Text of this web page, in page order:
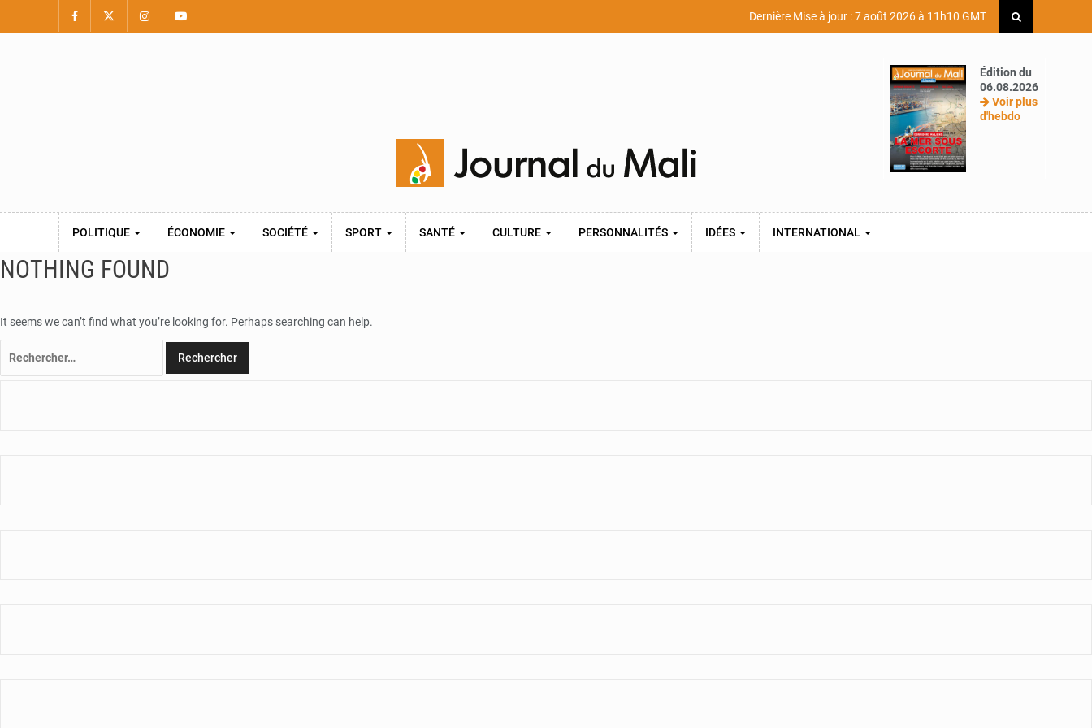
Dernière Mise à jour : 7 août 2026 à 11h10 GMT
Édition du
06.08.2026
Voir plus
d'hebdo
POLITIQUE ÉCONOMIE SOCIÉTÉ SPORT SANTÉ CULTURE PERSONNALITÉS IDÉES INTERNATIONAL
NOTHING FOUND
It seems we can’t find what you’re looking for. Perhaps searching can help.